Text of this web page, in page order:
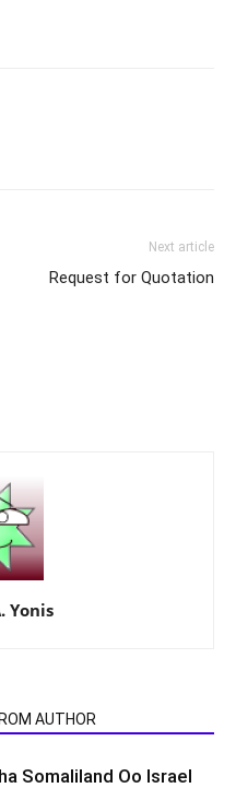
Next article
Request for Quotation
Yonis
AUTHOR
Somaliland Oo Israel